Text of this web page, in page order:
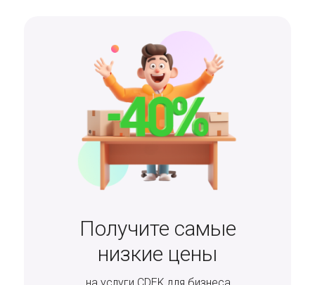
Получите самые
низкие цены